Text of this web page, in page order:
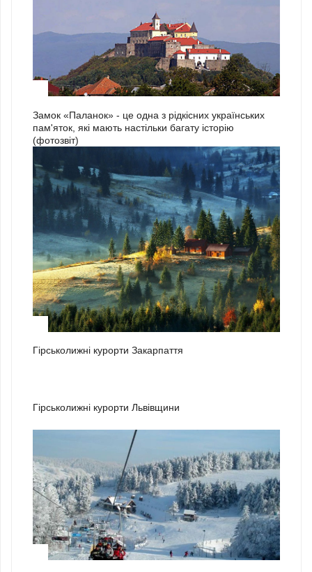
Замок «Паланок» - це одна з рідкісних українських
пам'яток, які мають настільки багату історію
(фотозвіт)
Гірськолижні курорти Закарпаття
Гірськолижні курорти Львівщини